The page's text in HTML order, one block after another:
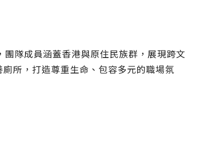
隊成員涵蓋香港與原住民族群，展現跨文
所，打造尊重生命、包容多元的職場氛